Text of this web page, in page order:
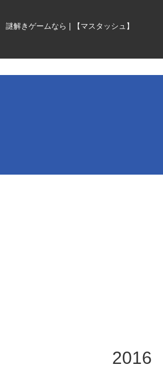
謎解きゲームなら | 【マスタッシュ】
2016